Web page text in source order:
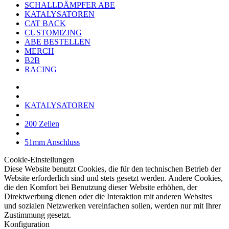
SCHALLDÄMPFER ABE
KATALYSATOREN
CAT BACK
CUSTOMIZING
ABE BESTELLEN
MERCH
B2B
RACING
KATALYSATOREN
200 Zellen
51mm Anschluss
Cookie-Einstellungen
Diese Website benutzt Cookies, die für den technischen Betrieb der
Website erforderlich sind und stets gesetzt werden. Andere Cookies,
die den Komfort bei Benutzung dieser Website erhöhen, der
Direktwerbung dienen oder die Interaktion mit anderen Websites
und sozialen Netzwerken vereinfachen sollen, werden nur mit Ihrer
Zustimmung gesetzt.
Konfiguration